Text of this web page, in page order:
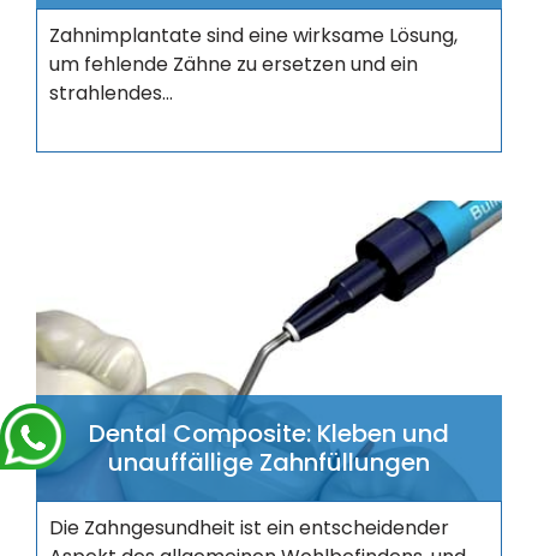
Zahnimplantate sind eine wirksame Lösung,
um fehlende Zähne zu ersetzen und ein
strahlendes...
Dental Composite: Kleben und
unauffällige Zahnfüllungen
Die Zahngesundheit ist ein entscheidender